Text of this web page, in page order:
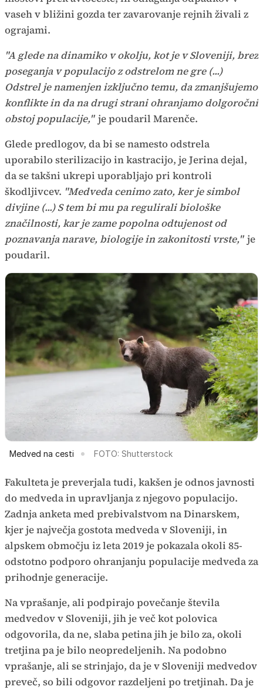
vaseh v bližini gozda ter zavarovanje rejnih živali z
ograjami.
"A glede na dinamiko v okolju, kot je v Sloveniji, brez
poseganja v populacijo z odstrelom ne gre (...)
Odstrel je namenjen izključno temu, da zmanjšujemo
konflikte in da na drugi strani ohranjamo dolgoročni
obstoj populacije," je poudaril Marenče.
Glede predlogov, da bi se namesto odstrela
uporabilo sterilizacijo in kastracijo, je Jerina dejal,
da se takšni ukrepi uporabljajo pri kontroli
škodljivcev. "Medveda cenimo zato, ker je simbol
divjine (...) S tem bi mu pa regulirali biološke
značilnosti, kar je zame popolna odtujenost od
poznavanja narave, biologije in zakonitosti vrste," je
poudaril.
Medved na cesti FOTO: Shutterstock
Fakulteta je preverjala tudi, kakšen je odnos javnosti
do medveda in upravljanja z njegovo populacijo.
Zadnja anketa med prebivalstvom na Dinarskem,
kjer je največja gostota medveda v Sloveniji, in
alpskem območju iz leta 2019 je pokazala okoli 85-
odstotno podporo ohranjanju populacije medveda za
prihodnje generacije.
Na vprašanje, ali podpirajo povečanje števila
medvedov v Sloveniji, jih je več kot polovica
odgovorila, da ne, slaba petina jih je bilo za, okoli
tretjina pa je bilo neopredeljenih. Na podobno
vprašanje, ali se strinjajo, da je v Sloveniji medvedov
preveč, so bili odgovor razdeljeni po tretjinah. Da je